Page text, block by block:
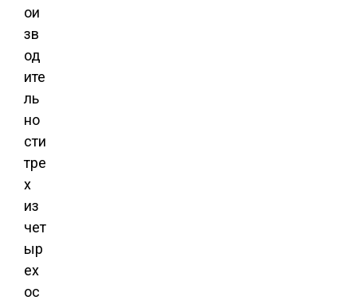
ои
зв
од
ите
ль
но
сти
тре
х
из
чет
ыр
ех
ос